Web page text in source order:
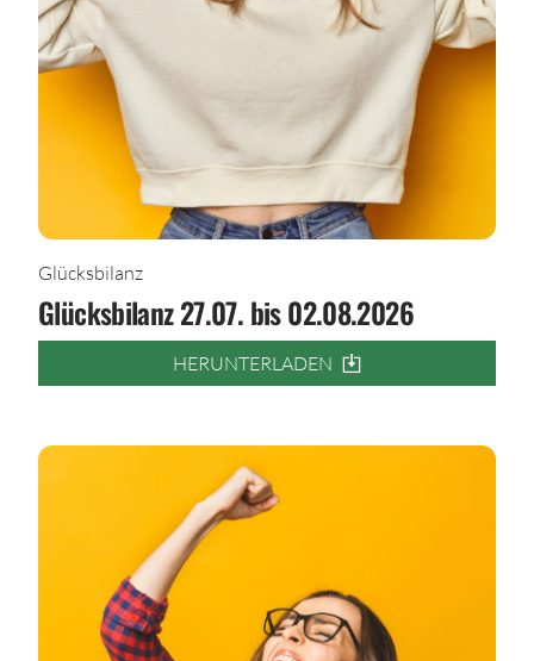
Glücksbilanz
Glücksbilanz 27.07. bis 02.08.2026
HERUNTERLADEN